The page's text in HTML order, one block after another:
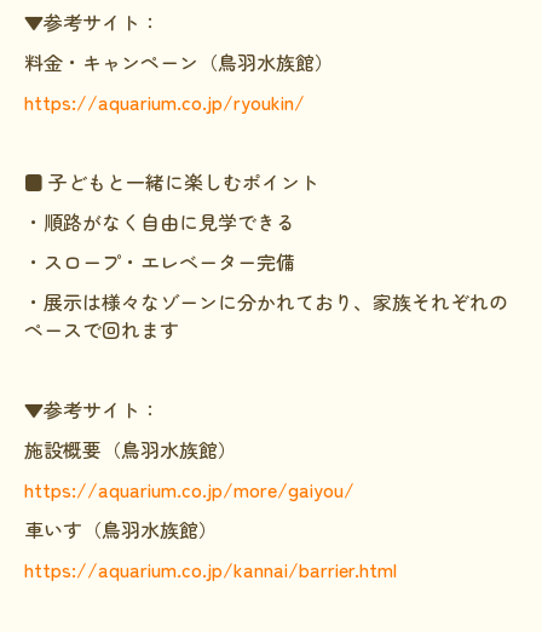
▼参考サイト：
料金・キャンペーン（鳥羽水族館）
https://aquarium.co.jp/ryoukin/
■ 子どもと一緒に楽しむポイント
・順路がなく自由に見学できる
・スロープ・エレベーター完備
・展示は様々なゾーンに分かれており、家族それぞれの
ペースで回れます
▼参考サイト：
施設概要（鳥羽水族館）
https://aquarium.co.jp/more/gaiyou/
車いす（鳥羽水族館）
https://aquarium.co.jp/kannai/barrier.html